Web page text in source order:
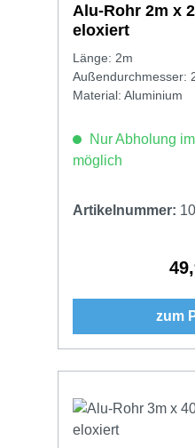
Alu-Rohr 2m x
eloxiert
Länge: 2m
Außendurchmesser:
Material: Aluminium
Nur Abholung
möglich
Artikelnummer:
zum